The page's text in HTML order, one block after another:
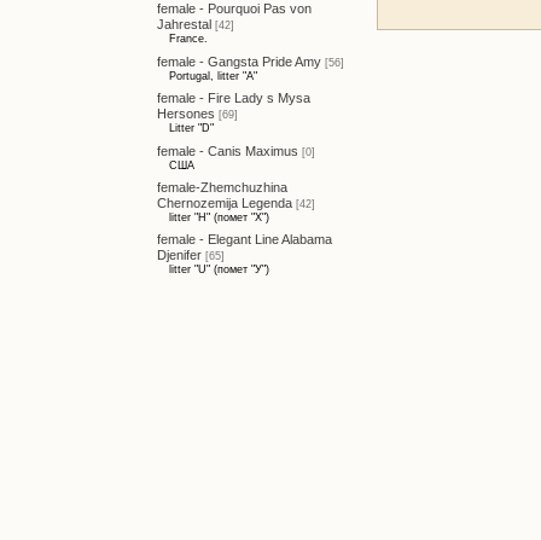
female - Pourquoi Pas von
Jahrestal [42]
France.
female - Gangsta Pride Amy [56]
Portugal, litter "A"
female - Fire Lady s Mysa
Hersones [69]
Litter "D"
female - Canis Maximus [0]
США
female-Zhemchuzhina
Chernozemija Legenda [42]
litter "H" (помет "Х")
female - Elegant Line Alabama
Djenifer [65]
litter "U" (помет "У")